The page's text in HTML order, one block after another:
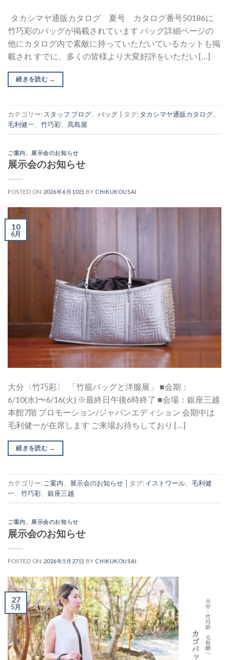
タカシマヤ通販カタログ 夏号 カタログ番号50186に
竹巧彩のバッグが掲載されています バッグ詳細ページの
他にカタログ内で素敵に持っていただいているカットも掲
載され すでに、多くの皆様より大変好評をいただい […]
続きを読む →
カテゴリー: スタッフ ブログ バッグ タグ:タカシマヤ通販カタログ
毛利健一
竹巧彩 髙島屋
ご案内、 展示会のお知らせ
展示会のお知らせ
POSTED ON 2026年6月10日 BY CHIKUKOUSAI
10
6月
大分〈竹巧彩〉 「竹籠バッグと洋服展」 ■会期：
6/10(水)〜6/16(火) ※最終日午後6時終了 ■会場：銀座三越
本館7階 プロモーション/ジャパンエディション 会期中は
毛利健一が在席します ご来場お待ちしており […]
続きを読む →
カテゴリー:ご案内、 展示会のお知らせ タグ:イストワール、 毛利健
一、 竹巧彩、 銀座三越
ご案内、 展示会のお知らせ
展示会のお知らせ
POSTED ON 2026年5月27日 BY CHIKUKOUSAI
27
5月